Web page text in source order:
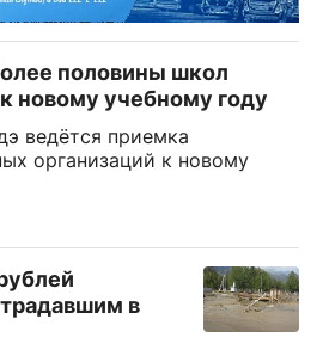
половины школ
новому учебному году
ведётся приемка
организаций к новому
в